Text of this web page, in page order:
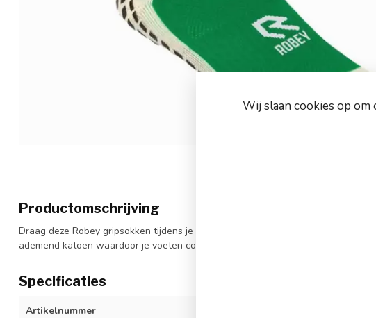
Productomschrijving
Draag deze Robey gripsokken tijdens je volgende training en haal er alles uit!
ademend katoen waardoor je voeten comfortabel blijven.
Specificaties
Artikelnummer
Wij slaan cookies op om